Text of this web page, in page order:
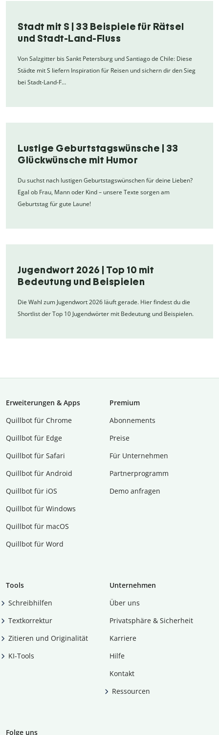
Stadt mit S | 33 Beispiele für Rätsel
und Stadt-Land-Fluss
Von Salzgitter bis Sankt Petersburg und Santiago de Chile: Diese
Städte mit S liefern Inspiration für Reisen und sichern dir den Sieg
bei Stadt-Land-F…
Lustige Geburtstagswünsche | 33
Glückwünsche mit Humor
Du suchst nach lustigen Geburtstagswünschen für deine Lieben?
Egal ob Frau, Mann oder Kind – unsere Texte sorgen am
Geburtstag für gute Laune!
Jugendwort 2026 | Top 10 mit
Bedeutung und Beispielen
Die Wahl zum Jugendwort 2026 läuft gerade. Hier findest du die
Shortlist der Top 10 Jugendwörter mit Bedeutung und Beispielen.
Erweiterungen & Apps
Quillbot für Chrome
Quillbot für Edge
Quillbot für Safari
Quillbot für Android
Quillbot für iOS
Quillbot für Windows
Quillbot für macOS
Quillbot für Word
Premium
Abon­ne­ments
Preise
Für Unternehmen
Partnerprogramm
Demo anfragen
Tools
Schreibhilfen
Textkorrektur
Zitieren und Originalität
KI-Tools
Unternehmen
Über uns
Privatsphäre & Sicherheit
Karriere
Hilfe
Kontakt
Ressourcen
Folge uns